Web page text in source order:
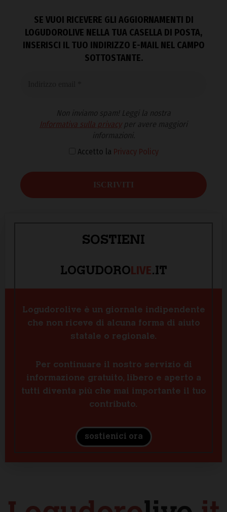
SE VUOI RICEVERE GLI AGGIORNAMENTI DI
LOGUDOROLIVE NELLA TUA CASELLA DI POSTA,
INSERISCI IL TUO INDIRIZZO E-MAIL NEL CAMPO
SOTTOSTANTE.
Non inviamo spam! Leggi la nostra
Informativa sulla privacyper avere maggiori
informazioni.
Accetto la Privacy Policy
SOSTIENI
LOGUDOROLIVE.IT
Logudorolive è un giornale indipendente
che non riceve di alcuna forma di aiuto
statale o regionale.
Per continuare il nostro servizio di
informazione gratuito, libero e aperto a
tutti diventa più che mai importante il tuo
contributo.
sostienici ora